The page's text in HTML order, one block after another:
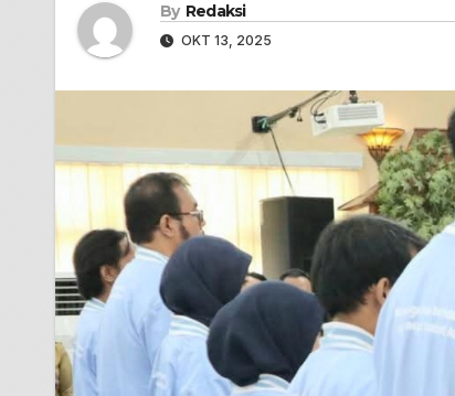
By Redaksi
OKT 13, 2025